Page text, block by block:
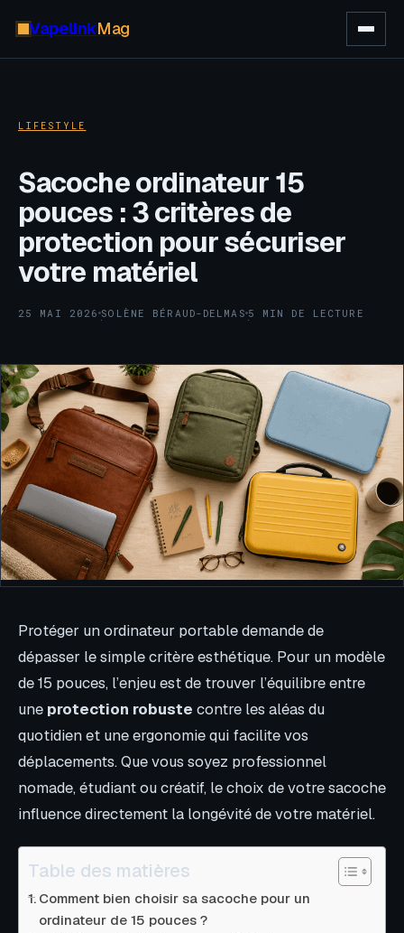
VapelinkMag
LIFESTYLE
Sacoche ordinateur 15
pouces : 3 critères de
protection pour sécuriser
votre matériel
25 MAI 2026·SOLÈNE BÉRAUD-DELMAS ·
5 MIN DE LECTURE
Protéger un ordinateur portable demande de
dépasser le simple critère esthétique. Pour un modèle
de 15 pouces, l’enjeu est de trouver l’équilibre entre
une protection robuste contre les aléas du
quotidien et une ergonomie qui facilite vos
déplacements. Que vous soyez professionnel
nomade, étudiant ou créatif, le choix de votre sacoche
influence directement la longévité de votre matériel.
Table des matières
Comment bien choisir sa sacoche pour un
ordinateur de 15 pouces ?